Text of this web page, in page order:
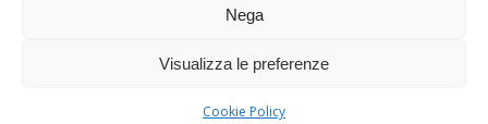
Nega
Visualizza le preferenze
Cookie Policy
Dogana Sostenibile 2026 ©
Ashe Tema di
WP Royal